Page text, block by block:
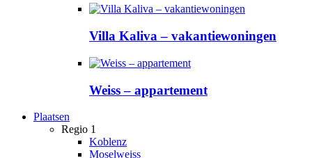
Villa Kaliva – vakantiewoningen
Weiss – appartement
Plaatsen
Regio 1
Koblenz
Moselweiss